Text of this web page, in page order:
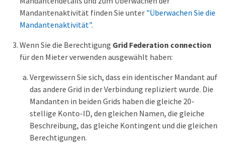
Mandantenaktivität finden Sie unter "Überwachen Sie die
Mandantenaktivität".
Wenn Sie die Berechtigung Grid Federation connection
für den Mieter verwenden ausgewählt haben:
Vergewissern Sie sich, dass ein identischer Mandant auf
das andere Grid in der Verbindung repliziert wurde. Die
Mandanten in beiden Grids haben die gleiche 20-
stellige Konto-ID, den gleichen Namen, die gleiche
Beschreibung, das gleiche Kontingent und die gleichen
Berechtigungen.